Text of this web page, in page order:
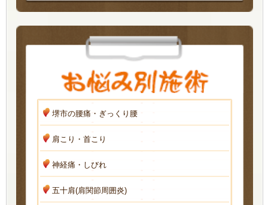
堺市の腰痛・ぎっくり腰
肩こり・首こり
神経痛・しびれ
五十肩(肩関節周囲炎)